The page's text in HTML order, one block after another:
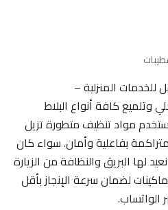
المنزلية –
كافة أنواع البلاط
مواد تنظيف متطورة تزيل
بفاعلية وأمان. سواء كان
لها البريق والنظافة من الزيارة
لضمان سرعة الإنجاز بأقل